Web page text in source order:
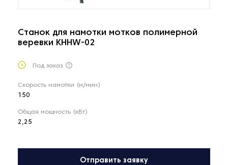
Станок для намотки мотков полимерной
веревки KHHW-02
Под заказ
Скорость намотки (м/мин)
150
Общая мощность (кВт)
2,25
Отправить заявку